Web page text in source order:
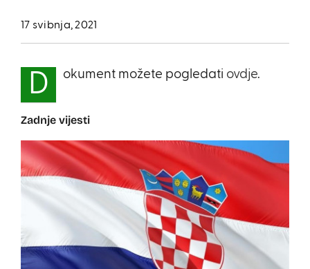
17 svibnja, 2021
D okument možete pogledati ovdje.
Zadnje vijesti